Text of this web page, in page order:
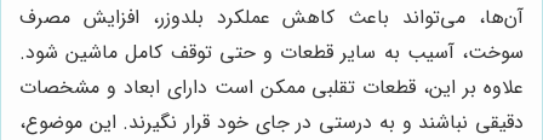
آن‌ها، می‌تواند باعث کاهش عملکرد بلدوزر، افزایش مصرف
سوخت، آسیب به سایر قطعات و حتی توقف کامل ماشین شود.
علاوه بر این، قطعات تقلبی ممکن است دارای ابعاد و مشخصات
دقیقی نباشند و به درستی در جای خود قرار نگیرند. این موضوع،